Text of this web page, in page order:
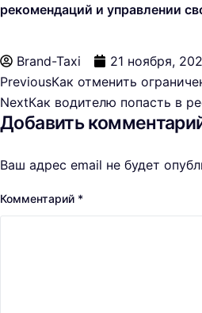
рекомендаций и управлении
Brand-Taxi 21 ноября,
PreviousКак отменить
NextКак водителю попасть в
Добавить
Ваш адрес email не будет
Комментарий *